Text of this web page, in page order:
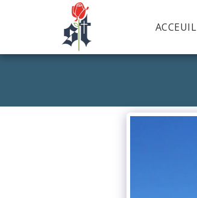
ACCEUIL